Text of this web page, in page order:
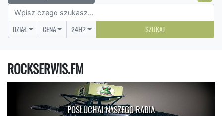
DZIAŁ CENA 24H? SZUKAJ
ROCKSERWIS.FM
POSŁUCHAJ NASZEGO RADIA